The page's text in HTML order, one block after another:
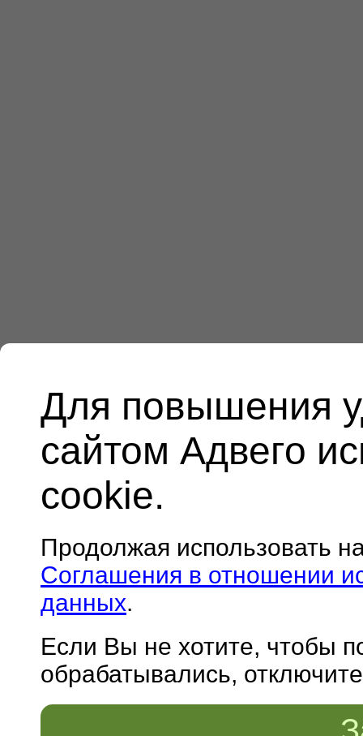
Для повышения
сайтом Адвего
cookie.
Продолжая использовать
Соглашения в отношении
данных.
Если Вы не хотите, чтобы
обрабатывались,